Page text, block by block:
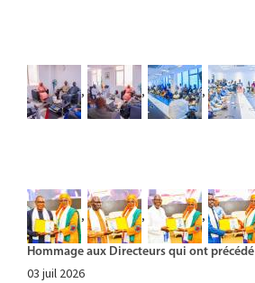
, , ,
, , ,
Hommage aux Directeurs qui ont précédé
03 juil 2026